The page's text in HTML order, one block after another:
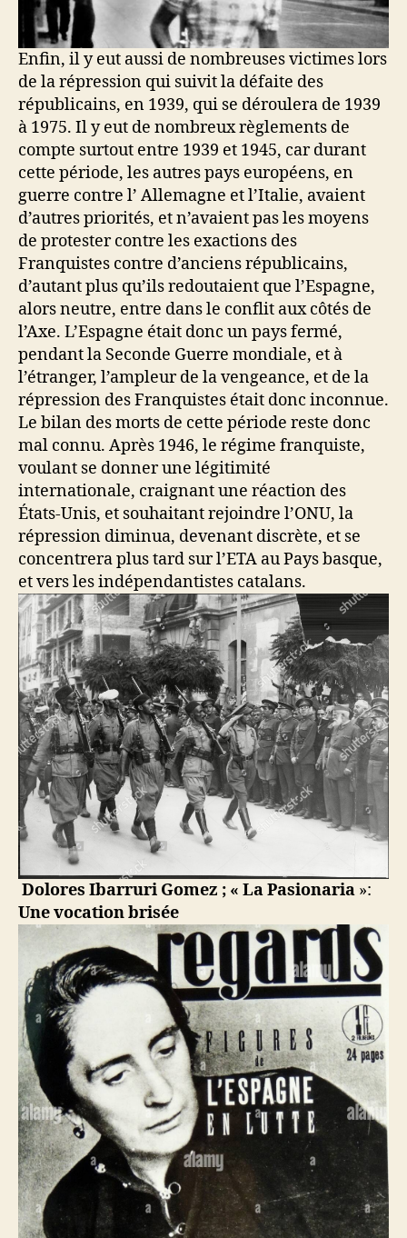
Enfin, il y eut aussi de nombreuses victimes lors
de la répression qui suivit la défaite des
républicains, en 1939, qui se déroulera de 1939
à 1975. Il y eut de nombreux règlements de
compte surtout entre 1939 et 1945, car durant
cette période, les autres pays européens, en
guerre contre l’ Allemagne et l’Italie, avaient
d’autres priorités, et n’avaient pas les moyens
de protester contre les exactions des
Franquistes contre d’anciens républicains,
d’autant plus qu’ils redoutaient que l’Espagne,
alors neutre, entre dans le conflit aux côtés de
l’Axe. L’Espagne était donc un pays fermé,
pendant la Seconde Guerre mondiale, et à
l’étranger, l’ampleur de la vengeance, et de la
répression des Franquistes était donc inconnue.
Le bilan des morts de cette période reste donc
mal connu. Après 1946, le régime franquiste,
voulant se donner une légitimité
internationale, craignant une réaction des
États-Unis, et souhaitant rejoindre l’ONU, la
répression diminua, devenant discrète, et se
concentrera plus tard sur l’ETA au Pays basque,
et vers les indépendantistes catalans.
Dolores Ibarruri Gomez ; « La Pasionaria »:
Une vocation brisée